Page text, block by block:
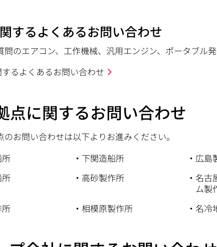
するよくあるお問い合わせ
問のエアコン、工作機械、汎用エンジン、ポータブル
るよくあるお問い合わせ
点に関するお問い合わせ
のお問い合わせは以下よりお進みください。
下関造船所 広島
高砂製作所
名古
ム製
相模原製作所 名冷